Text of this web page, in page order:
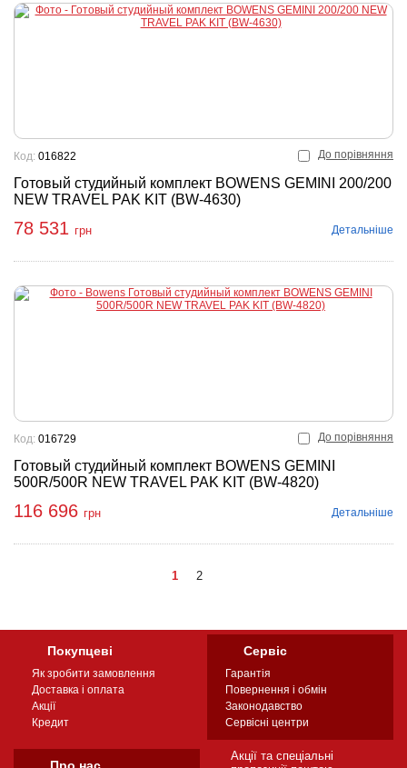
До порівняння
Готовый студийный комплект BOWENS GEMINI 200/200
NEW TRAVEL PAK KIT (BW-4630)
Код: 016822
78 531 грн Детальніше
До порівняння
Готовый студийный комплект BOWENS GEMINI
500R/500R NEW TRAVEL PAK KIT (BW-4820)
Код: 016729
116 696 грн Детальніше
1 2
Покупцеві
Як зробити замовлення
Доставка і оплата
Акції
Кредит
Сервіс
Гарантія
Повернення і обмін
Законодавство
Сервісні центри
Акції та спеціальні